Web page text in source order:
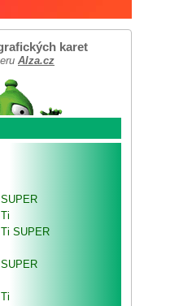
karet
Alza.cz
SUPER